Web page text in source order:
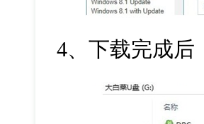
4、下载完成后